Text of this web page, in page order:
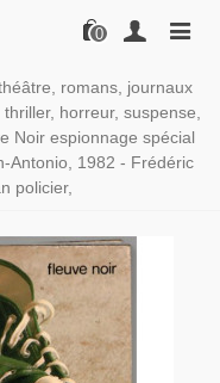
0
romans, journaux
horreur, suspense,
Noir espionnage spécial
Antonio, 1982 - Frédéric
policier,